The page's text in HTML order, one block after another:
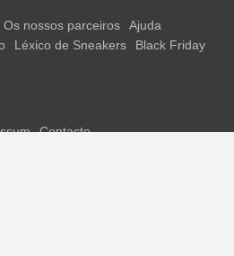
Os nossos parceiros
Ajuda
Léxico de Sneakers
Black Friday
Contacto